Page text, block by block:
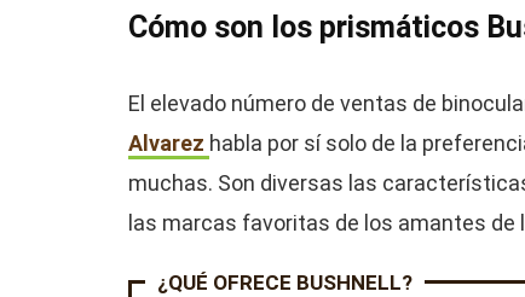
Cómo son los prismáticos
El elevado número de ventas de
Alvarez habla por sí solo de la
muchas. Son diversas las
las marcas favoritas de los amantes de
¿QUÉ OFRECE BUSHNELL?